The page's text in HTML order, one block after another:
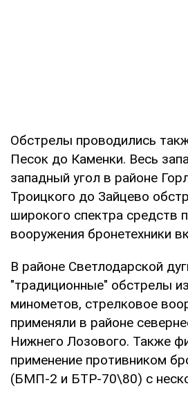
Обстрелы проводились
Песок до Каменки. Весь
западный угол в районе
Троицкого до Зайцево
широкого спектра средств
вооружения бронетехники
В районе Светлодарской
"традиционные" обстрелы
минометов, стрелковое
применяли в районе
Нижнего Лозового. Также
применение противником
(БМП-2 и БТР-70\80) с